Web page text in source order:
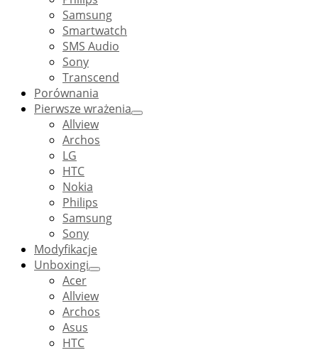
Samsung
Smartwatch
SMS Audio
Sony
Transcend
Porównania
Pierwsze wrażenia
Allview
Archos
LG
HTC
Nokia
Philips
Samsung
Sony
Modyfikacje
Unboxingi
Acer
Allview
Archos
Asus
HTC